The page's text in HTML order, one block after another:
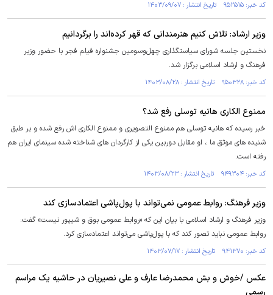
کد خبر: ۹۵۲۵۱۵ تاریخ انتشار : ۱۴۰۳/۰۹/۰۷
وزیر ارشاد: تلاش کنیم هنرمندانی که قهر کرده‌اند را برگردانیم
نخستین جلسه شورای سیاستگذاری چهل‌وسومین جشنواره فیلم فجر با حضور وزیر
فرهنگ و ارشاد اسلامی برگزار شد.
کد خبر: ۹۵۰۳۲۸ تاریخ انتشار : ۱۴۰۳/۰۸/۲۸
ممنوع الکاری هانیه توسلی رفع شد؟
خبر رسیده که هانیه توسلی هم ممنوع التصویری و ممنوع الکاری اش رفع شده و بر طبق
شنیده های موثق ما ، او مقابل دوربین یکی از کارگردان های شناخته شده سینمای ایران هم
رفته است.
کد خبر: ۹۴۹۳۰۴ تاریخ انتشار : ۱۴۰۳/۰۸/۲۳
وزیر فرهنگ: روابط عمومی نمی‌تواند با پول‌پاشی اعتمادسازی کند
وزیر فرهنگ و ارشاد اسلامی با بیان این که «روابط عمومی بوق و شیپور نیست» گفت:
روابط عمومی نباید تصور کند که با پول‌پاشی می‌تواند اعتمادسازی کرد.
کد خبر: ۹۴۱۳۷۰ تاریخ انتشار : ۱۴۰۳/۰۷/۱۷
عکس /خوش و بش محمدرضا عارف و علی نصیریان در حاشیه یک مراسم
رسمی